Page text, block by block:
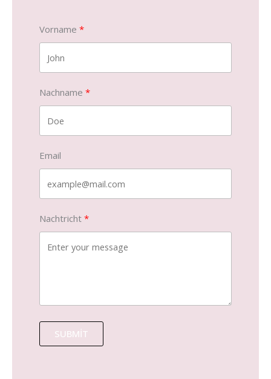
Vorname
Nachname
Email
Nachtricht
SUBMIT